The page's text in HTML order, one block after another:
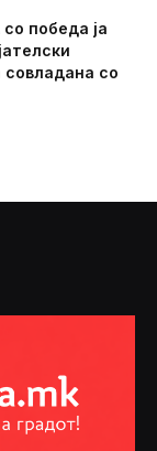
победа ја
совладана со